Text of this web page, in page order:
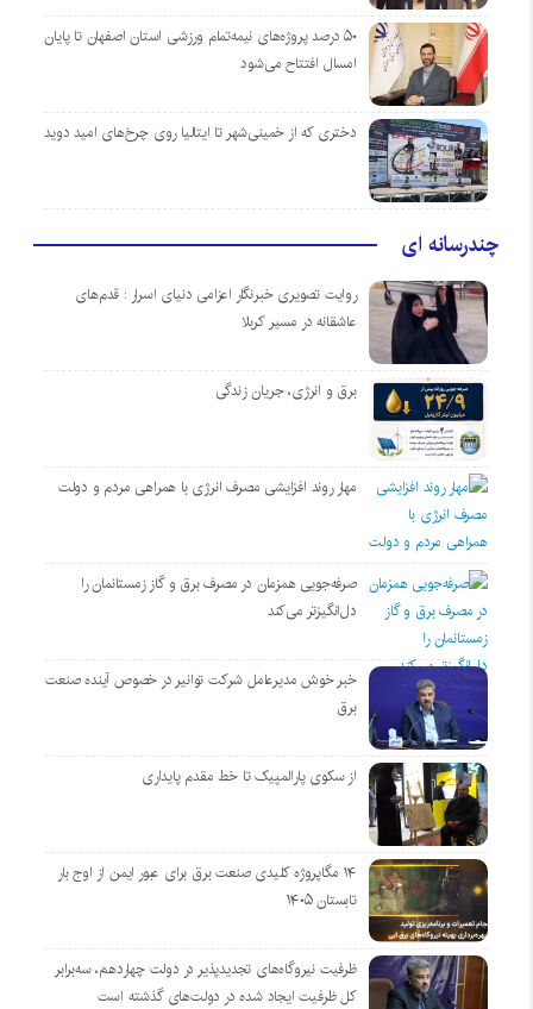
۵۰ درصد پروژه‌های نیمه‌تمام ورزشی استان اصفهان تا پایان
امسال افتتاح می‌شود
دختری که از خمینی‌شهر تا ایتالیا روی چرخ‌های امید دوید
چندرسانه ای
روایت تصویری خبرنگار اعزامی دنیای اسرار : قدم‌های
عاشقانه در مسیر کربلا
برق و انرژی، جریان زندگی
مهار روند افزایشی مصرف انرژی با همراهی مردم و دولت
صرفه‌جویی همزمان در مصرف برق و گاز زمستانمان را
دل‌انگیزتر می‌کند
خبر خوش مدیرعامل شرکت توانیر در خصوص آینده صنعت
برق
از سکوی پارالمپیک تا خط مقدم پایداری
۱۴ مگاپروژه‌ کلیدی صنعت برق برای عبور ایمن از اوج بار
تابستان ۱۴۰۵
ظرفیت نیروگاه‌های تجدیدپذیر در دولت چهاردهم، سه‌برابر
کل ظرفیت ایجاد شده در دولت‌های گذشته است